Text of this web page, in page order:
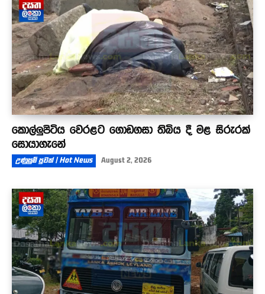
කොල්ලුපිටිය වෙරළට ගොඩගසා තිබිය දී මළ සිරුරක්
සොයාගැනේ
උණුසුම් පුවත් | Hot News August 2, 2026